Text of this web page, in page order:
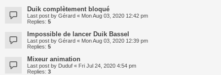
Duik complètement bloqué
Last post by Gérard « Mon Aug 03, 2020 12:42 pm
Replies: 5
Impossible de lancer Duik Bassel
Last post by Gérard « Mon Aug 03, 2020 12:39 pm
Replies: 5
Mixeur animation
Last post by Duduf « Fri Jul 24, 2020 4:54 pm
Replies: 3